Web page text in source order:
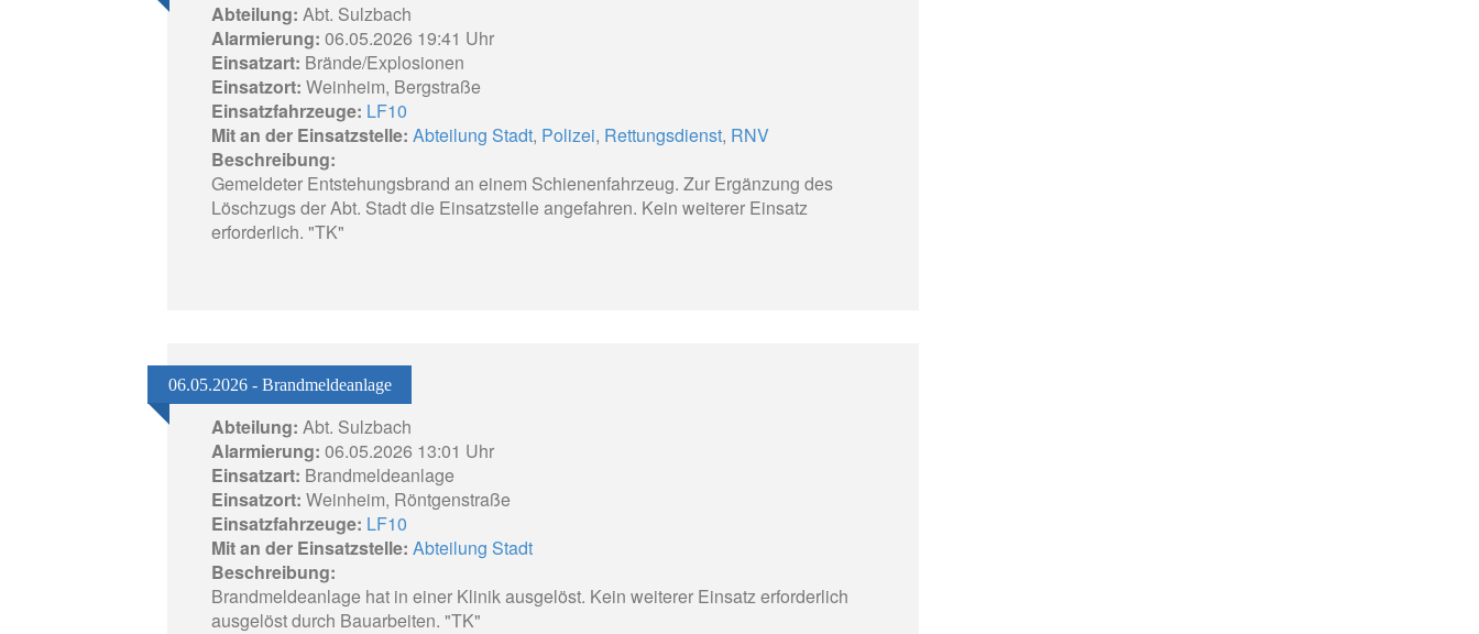
Abteilung: Abt. Sulzbach
Alarmierung: 06.05.2026 19:41 Uhr
Einsatzart: Brände/Explosionen
Einsatzort: Weinheim, Bergstraße
Einsatzfahrzeuge: LF10
Mit an der Einsatzstelle: Abteilung Stadt, Polizei, Rettungsdienst, RNV
Beschreibung:
Gemeldeter Entstehungsbrand an einem Schienenfahrzeug. Zur Ergänzung des
Löschzugs der Abt. Stadt die Einsatzstelle angefahren. Kein weiterer Einsatz
erforderlich. "TK"
06.05.2026 - Brandmeldeanlage
Abteilung: Abt. Sulzbach
Alarmierung: 06.05.2026 13:01 Uhr
Einsatzart: Brandmeldeanlage
Einsatzort: Weinheim, Röntgenstraße
Einsatzfahrzeuge: LF10
Mit an der Einsatzstelle: Abteilung Stadt
Beschreibung:
Brandmeldeanlage hat in einer Klinik ausgelöst. Kein weiterer Einsatz erforderlich
ausgelöst durch Bauarbeiten. "TK"